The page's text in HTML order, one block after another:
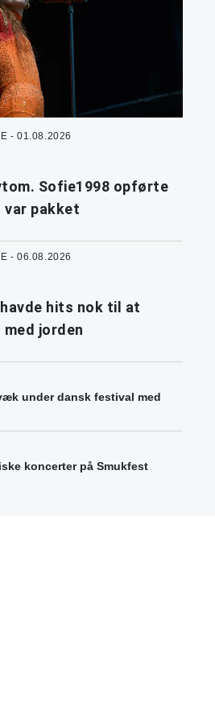
- 01.08.2026
Sofie1998 opførte
var pakket
- 06.08.2026
hits nok til at
jorden
under dansk festival med
koncerter på Smukfest